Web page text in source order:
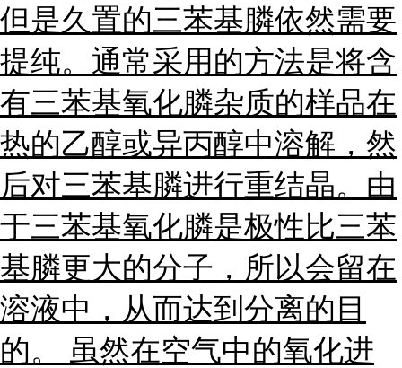
但是久置的三苯基膦依然需要
提纯。通常采用的方法是将含
有三苯基氧化膦杂质的样品在
热的乙醇或异丙醇中溶解，然
后对三苯基膦进行重结晶。由
于三苯基氧化膦是极性比三苯
基膦更大的分子，所以会留在
溶液中，从而达到分离的目
的。 虽然在空气中的氧化进